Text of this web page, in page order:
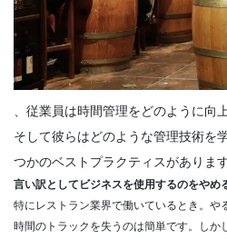
、従業員は時間管理をどのように向
そして彼らはどのような管理技術を
つかのベストプラクティスがありま
言い訳としてビジネスを使用するのをやめ
特にレストラン業界で働いているとき。や
時間のトラックを失うのは簡単です。しか